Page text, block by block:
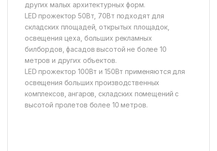
других малых архитектурных форм.
LED прожектор 50Вт, 70Вт подходят для
складских площадей, открытых площадок,
освещения цеха, больших рекламных
билбордов, фасадов высотой не более 10
метров и других объектов.
LED прожектор 100Вт и 150Вт применяются для
освещения больших производственных
комплексов, ангаров, складских помещений с
высотой пролетов более 10 метров.